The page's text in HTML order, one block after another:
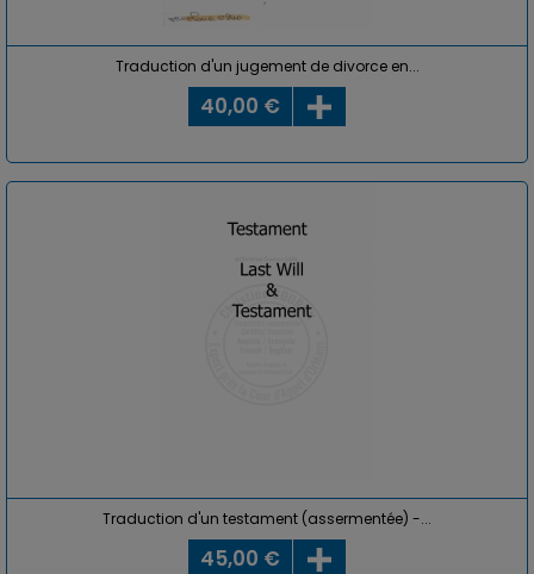
Traduction d'un jugement de divorce en...
40,00 €
Traduction d'un testament (assermentée) -...
45,00 €